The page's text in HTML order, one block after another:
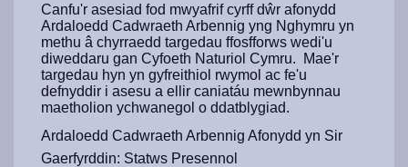
Canfu'r asesiad fod mwyafrif cyrff dŵr afonydd
Ardaloedd Cadwraeth Arbennig yng Nghymru yn
methu â chyrraedd targedau ffosfforws wedi'u
diweddaru gan Cyfoeth Naturiol Cymru. Mae'r
targedau hyn yn gyfreithiol rwymol ac fe'u
defnyddir i asesu a ellir caniatáu mewnbynnau
maetholion ychwanegol o ddatblygiad.
Ardaloedd Cadwraeth Arbennig Afonydd yn Sir
Gaerfyrddin: Statws Presennol